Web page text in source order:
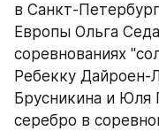
в Санкт-
Европы Ольга
соревнованиях
Ребекку Дайроен-
Брусникина и Юля
серебро в